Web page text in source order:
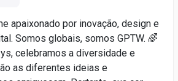
apaixonado por inovação, design e
Somos globais, somos GPTW. 🌈
celebramos a diversidade e
as diferentes ideias e